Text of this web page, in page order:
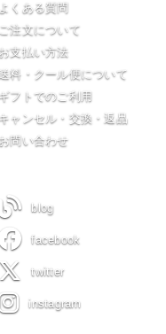
よくある質問
ご注文について
お支払い方法
料・クール便について
ギフトでのご利用
キャンセル・交換・返品
お問い合わせ
blog
facebook
twitter
instagram